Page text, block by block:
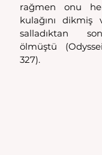
rağmen onu
kulağını dikmiş
salladıktan
ölmüştü
327).